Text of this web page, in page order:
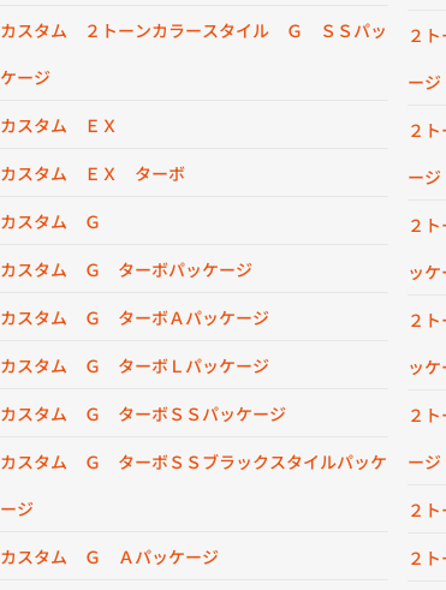
カスタム ２トーンカラースタイル Ｇ ＳＳパッ
ケージ
カスタム ＥＸ
カスタム ＥＸ ターボ
カスタム Ｇ
カスタム Ｇ ターボパッケージ
カスタム Ｇ ターボＡパッケージ
カスタム Ｇ ターボＬパッケージ
カスタム Ｇ ターボＳＳパッケージ
カスタム Ｇ ターボＳＳブラックスタイルパッケ
ージ
カスタム Ｇ Ａパッケージ
２
ージ
２
ージ
２
ッ
２
ッ
２
ージ
２
２